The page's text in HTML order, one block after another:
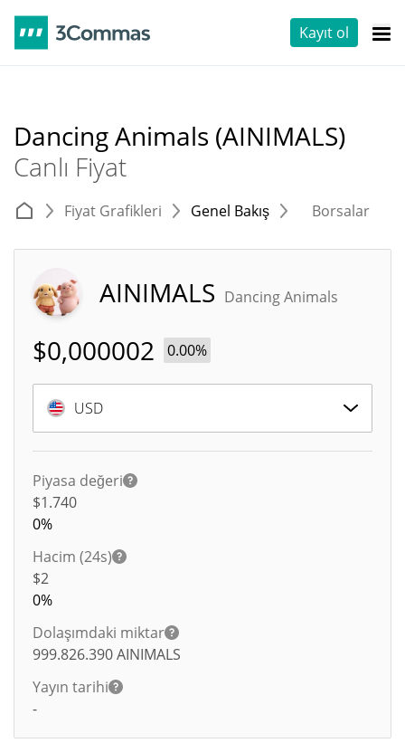
Kayıt ol
Dancing Animals (AINIMALS)
Canlı Fiyat
Fiyat Grafikleri Genel Bakış Borsalar
AINIMALS Dancing Animals
$0,000002 0.00%
USD
Piyasa değeri
$1.740
0%
Hacim (24s)
$2
0%
Dolaşımdaki miktar
999.826.390AINIMALS
Yayın tarihi
-